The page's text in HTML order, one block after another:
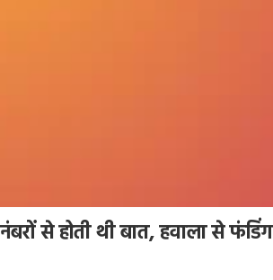
से होती थी बात, हवाला से फंडिंग